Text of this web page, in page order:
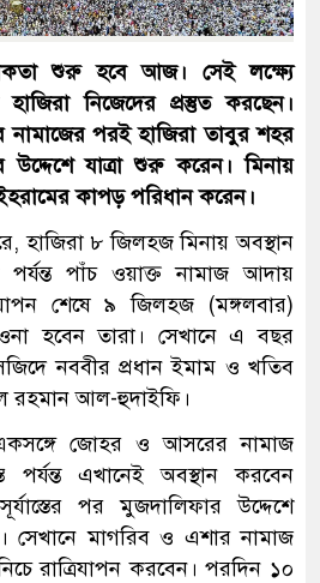
শুরু হবে আজ। সেই লক্ষ্যে
নিজেদের প্রস্তুত করছেন।
পরই হাজিরা তাবুর শহর
উদ্দেশে যাত্রা শুরু করেন। মিনায়
কাপড় পরিধান করেন।
হাজিরা ৮ জিলহজ মিনায় অবস্থান
পাঁচ ওয়াক্ত নামাজ আদায়
শেষে ৯ জিলহজ (মঙ্গলবার)
হবেন তারা। সেখানে এ বছর
নববীর প্রধান ইমাম ও খতিব
রহমান আল-হুদাইফি।
জোহর ও আসরের নামাজ
পর্যন্ত এখানেই অবস্থান করবেন
পর মুজদালিফার উদ্দেশে
সেখানে মাগরিব ও এশার নামাজ
রাত্রিযাপন করবেন। পরদিন ১০